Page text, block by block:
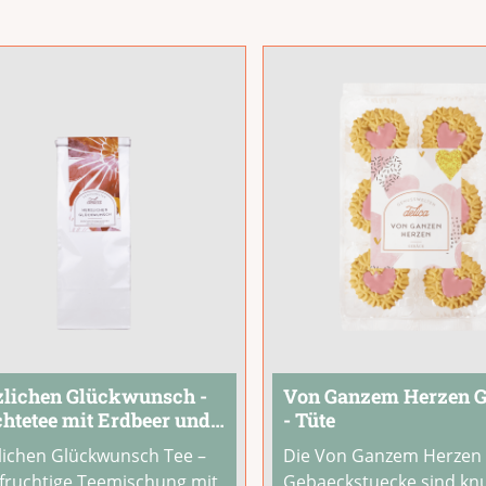
Glückwunsch -
mit Erdbeer und
- TüteGlückwunsch Tee –
Von Ganzem Herzen
- Tüte
Die Von Ganzem Herzen